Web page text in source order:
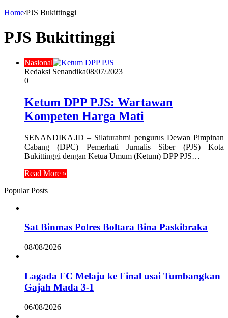
Home/PJS Bukittinggi
PJS Bukittinggi
Nasional
Redaksi Senandika08/07/2023
0
Ketum DPP PJS: Wartawan
Kompeten Harga Mati
SENANDIKA.ID – Silaturahmi pengurus Dewan Pimpinan
Cabang (DPC) Pemerhati Jurnalis Siber (PJS) Kota
Bukittinggi dengan Ketua Umum (Ketum) DPP PJS…
Read More »
Popular Posts
Sat Binmas Polres Boltara Bina Paskibraka
08/08/2026
Lagada FC Melaju ke Final usai Tumbangkan
Gajah Mada 3-1
06/08/2026